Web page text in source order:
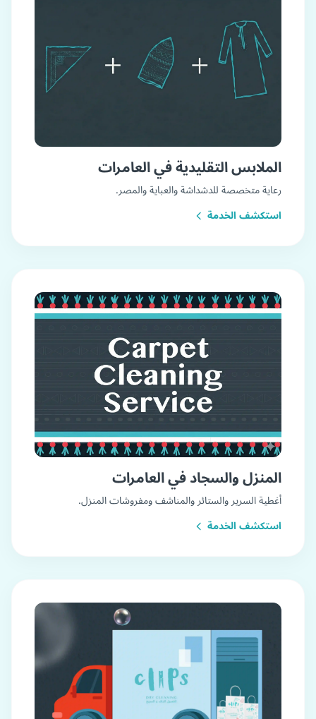
الملابس التقليدية في العامرات
رعاية متخصصة للدشداشة والعباية والمصر.
استكشف الخدمة
المنزل والسجاد في العامرات
أغطية السرير والستائر والمناشف ومفروشات المنزل.
استكشف الخدمة